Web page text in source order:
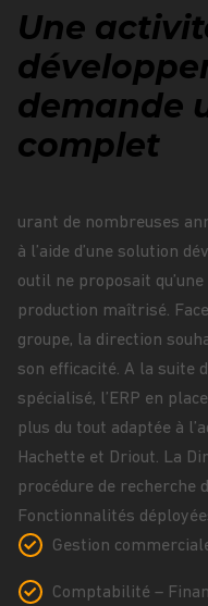
Une
demande
complet
urant de nombreuses
à l’aide d’une solution
outil ne proposait
production maîtrisé.
groupe, la direction
son efficacité. A la suite
spécialisé, l’ERP en
plus du tout adaptée à
Hachette et Driout. La
procédure de recherche
Fonctionnalités
Gestion
Comptabilité –